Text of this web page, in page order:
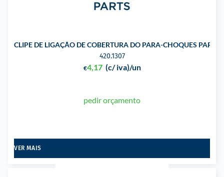
CLIPE DE LIGAÇÃO DE COBERTURA DO PARA-CHOQUES PARA
420.1307
€4,17 (c/ iva)/un
pedir orçamento
VER MAIS